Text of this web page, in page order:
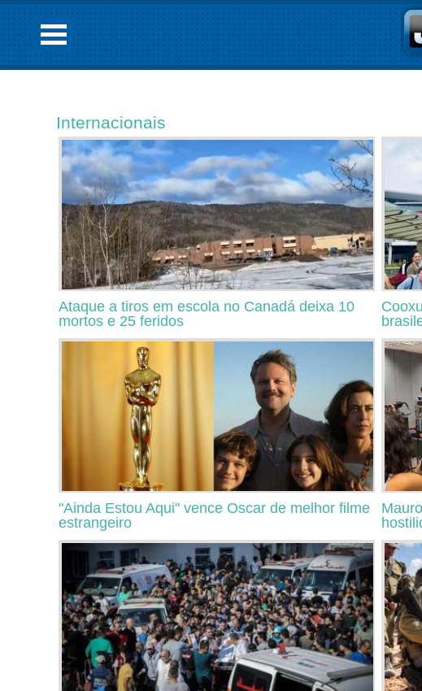
Internacionais
Ataque a tiros em escola no Canadá deixa 10
mortos e 25 feridos
"Ainda Estou Aqui" vence Oscar de melhor filme
estrangeiro